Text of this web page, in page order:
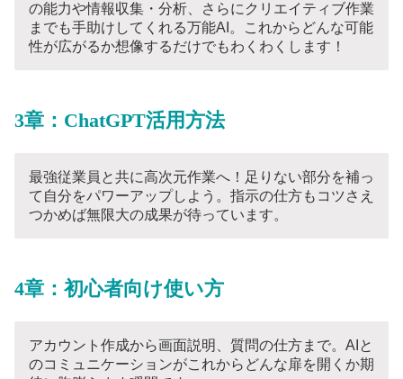
の能力や情報収集・分析、さらにクリエイティブ作業
までも手助けしてくれる万能AI。これからどんな可能
性が広がるか想像するだけでもわくわくします！
3章：ChatGPT活用方法
最強従業員と共に高次元作業へ！足りない部分を補っ
て自分をパワーアップしよう。指示の仕方もコツさえ
つかめば無限大の成果が待っています。
4章：初心者向け使い方
アカウント作成から画面説明、質問の仕方まで。AIと
のコミュニケーションがこれからどんな扉を開くか期